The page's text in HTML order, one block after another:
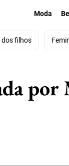
Moda
dos filhos